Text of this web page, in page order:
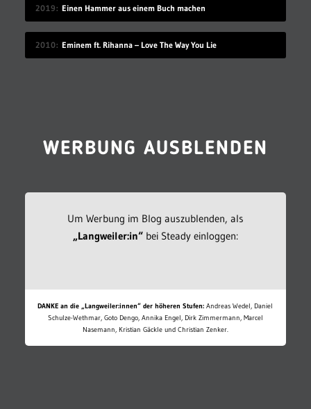
2019 Einen Hammer aus einem Buch machen
2010 Eminem ft. Rihanna – Love The Way You Lie
WERBUNG AUSBLENDEN
Um Werbung im Blog auszublenden, als
„Langweiler:in“bei Steady einloggen:
DANKE an die „Langweiler:innen“ der höheren Stufen: Andreas Wedel, Daniel
Schulze-Wethmar, Goto Dengo, Annika Engel, Dirk Zimmermann, Marcel
Nasemann, Kristian Gäckle und Christian Zenker.